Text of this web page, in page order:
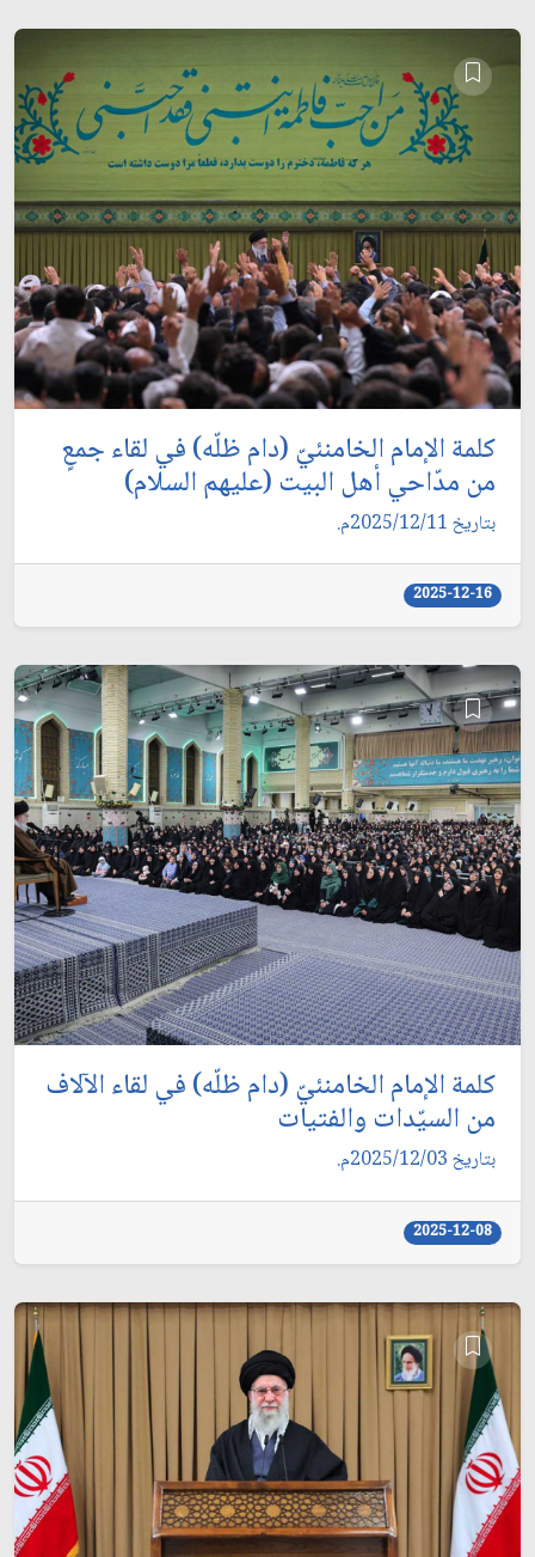
كلمة الإمام الخامنئيّ (دام ظلّه) في لقاء جمعٍ
من مدّاحي أهل البيت (عليهم السلام)
بتاريخ 2025/12/11م.
2025-12-16
كلمة الإمام الخامنئيّ (دام ظلّه) في لقاء الآلاف
من السيّدات والفتيات
بتاريخ 2025/12/03م.
2025-12-08